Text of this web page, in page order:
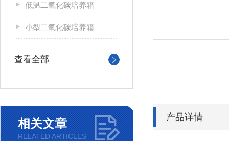
低温二氧化碳培养箱
小型二氧化碳培养箱
查看全部
相关文章
RELATED ARTICLES
产品详情